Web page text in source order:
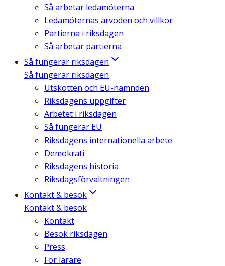
Så arbetar ledamöterna
Ledamöternas arvoden och villkor
Partierna i riksdagen
Så arbetar partierna
Så fungerar riksdagen
Så fungerar riksdagen
Utskotten och EU-nämnden
Riksdagens uppgifter
Arbetet i riksdagen
Så fungerar EU
Riksdagens internationella arbete
Demokrati
Riksdagens historia
Riksdagsförvaltningen
Kontakt & besök
Kontakt & besök
Kontakt
Besök riksdagen
Press
För lärare